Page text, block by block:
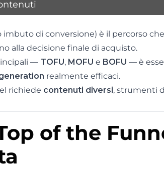
imbuto di conversione) è il percorso
alla decisione finale di acquisto.
— TOFU, MOFU e BOFU — è
realmente efficaci.
richiede contenuti diversi, strumenti
of the